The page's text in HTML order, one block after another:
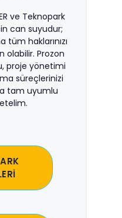
ve Teknopark
can suyudur;
haklarınızı
olabilir. Prozon
proje yönetimi
süreçlerinizi
tam uyumlu